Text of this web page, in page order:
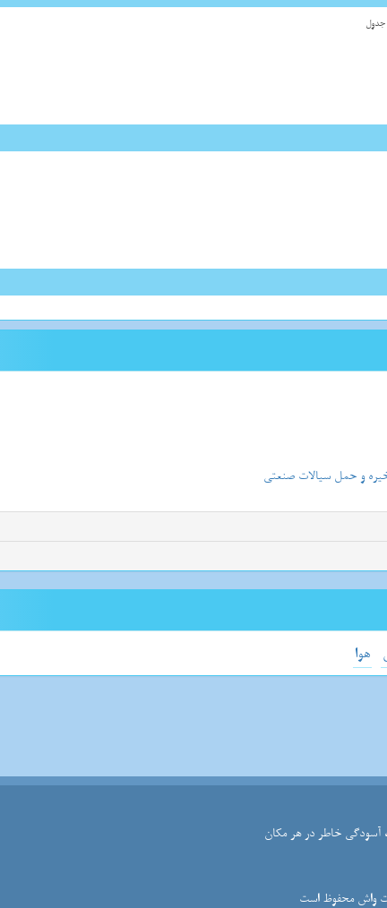
و حمل سیالات صنعتی
هوا
خاطر در هر مکان